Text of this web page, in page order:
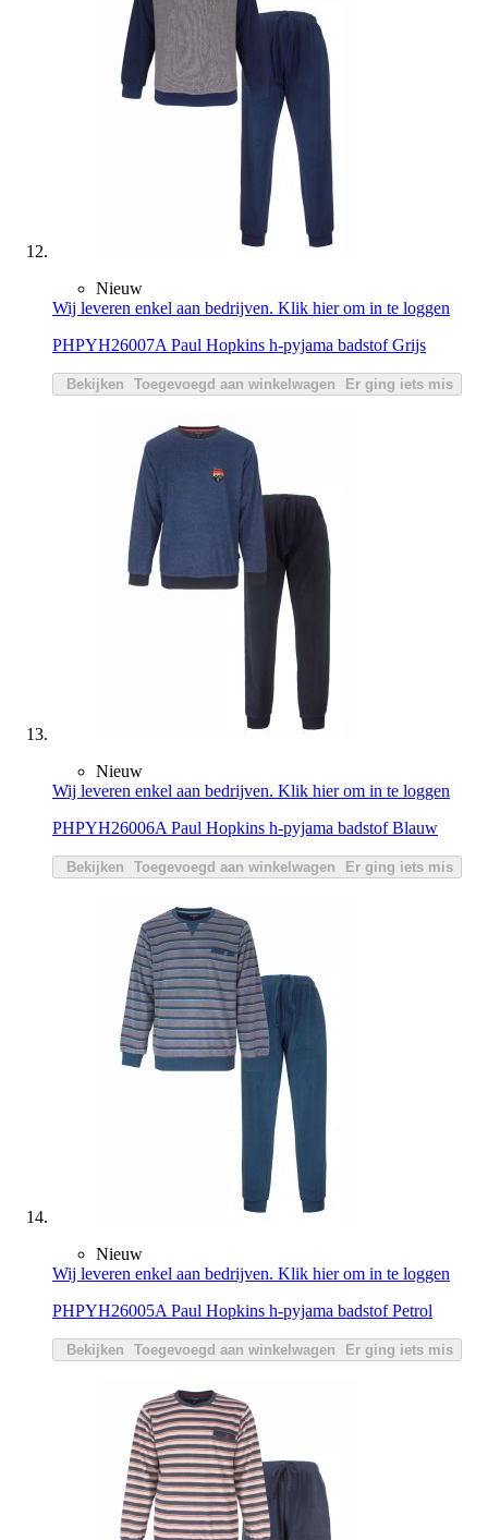
Nieuw
Wij leveren enkel aan bedrijven. Klik hier om in te loggen
PHPYH26007A Paul Hopkins h-pyjama badstof Grijs
Bekijken Toegevoegd aan winkelwagen Er ging iets mis
Nieuw
Wij leveren enkel aan bedrijven. Klik hier om in te loggen
PHPYH26006A Paul Hopkins h-pyjama badstof Blauw
Bekijken Toegevoegd aan winkelwagen Er ging iets mis
Nieuw
Wij leveren enkel aan bedrijven. Klik hier om in te loggen
PHPYH26005A Paul Hopkins h-pyjama badstof Petrol
Bekijken Toegevoegd aan winkelwagen Er ging iets mis